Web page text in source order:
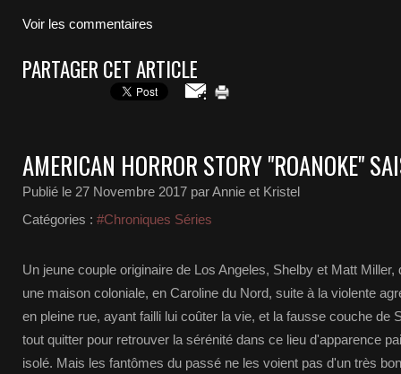
Voir les commentaires
PARTAGER CET ARTICLE
AMERICAN HORROR STORY "ROANOKE"
Publié le 27 Novembre 2017 par Annie et Kristel
Catégories : #Chroniques Séries
Un jeune couple originaire de Los Angeles, Shelby et Matt
une maison coloniale, en Caroline du Nord, suite à la violente
en pleine rue, ayant failli lui coûter la vie, et la fausse couche de
tout quitter pour retrouver la sérénité dans ce lieu d'apparence
isolé. Mais les fantômes du passé ne les voient pas d'un très